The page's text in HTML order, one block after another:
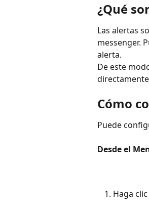
¿Qué
Las alertas
messenger.
alerta.
De este
Cómo
Puede
Desde el
Haga